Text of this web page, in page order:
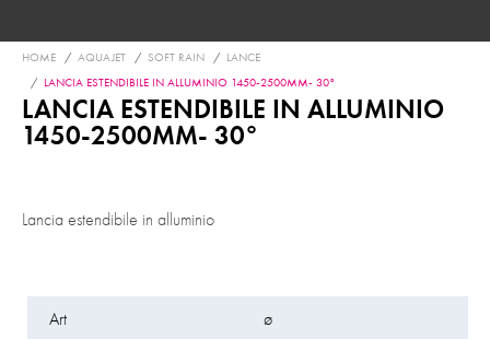
You are here:
HOME AQUAJET SOFT RAIN
LANCE
LANCIA ESTENDIBILE IN ALLUMINIO 1450-2500MM- 30°
LANCIA ESTENDIBILE IN ALLUMINIO
1450-2500MM- 30°
Lancia estendibile in alluminio
Art ø